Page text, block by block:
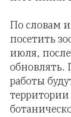
По словам
посетить
июля,
обновлять.
работы